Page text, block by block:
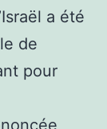
a été
de
pour